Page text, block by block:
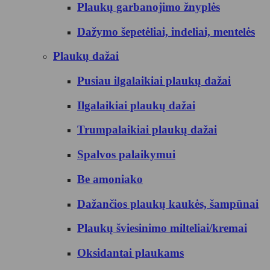
Plaukų garbanojimo žnyplės
Dažymo šepetėliai, indeliai, mentelės
Plaukų dažai
Pusiau ilgalaikiai plaukų dažai
Ilgalaikiai plaukų dažai
Trumpalaikiai plaukų dažai
Spalvos palaikymui
Be amoniako
Dažančios plaukų kaukės, šampūnai
Plaukų šviesinimo milteliai/kremai
Oksidantai plaukams